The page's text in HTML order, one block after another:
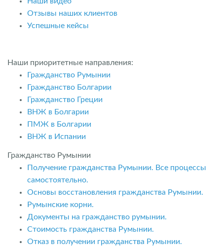
Отзывы наших клиентов
Успешные кейсы
Наши приоритетные направления:
Гражданство Румынии
Гражданство Болгарии
Гражданство Греции
ВНЖ в Болгарии
ПМЖ в Болгарии
ВНЖ в Испании
Гражданство Румынии
Получение гражданства Румынии. Все процессы
самостоятельно.
Основы восстановления гражданства Румынии.
Румынские корни.
Документы на гражданство румынии.
Стоимость гражданства Румынии.
Отказ в получении гражданства Румынии.